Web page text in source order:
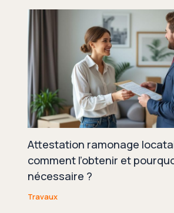
Attestation ramonage
comment l’obtenir et
nécessaire ?
Travaux